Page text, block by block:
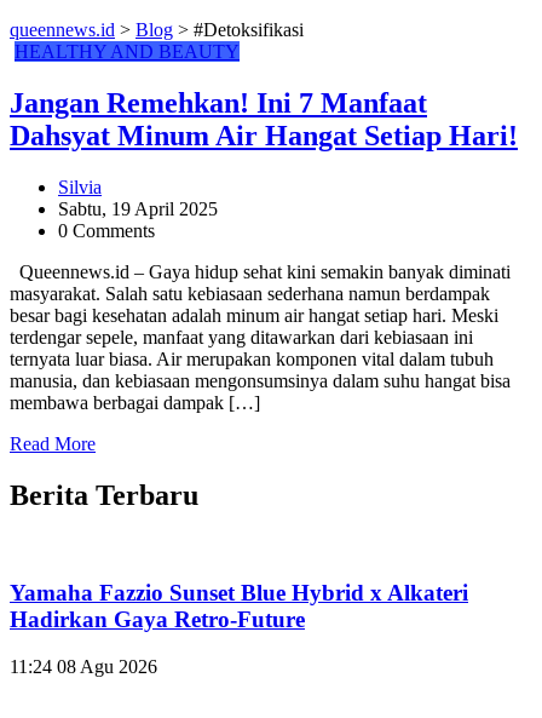
queennews.id > Blog > #Detoksifikasi
HEALTHY AND BEAUTY
Jangan Remehkan! Ini 7 Manfaat
Dahsyat Minum Air Hangat Setiap Hari!
Silvia
Sabtu, 19 April 2025
0 Comments
Queennews.id – Gaya hidup sehat kini semakin banyak diminati
masyarakat. Salah satu kebiasaan sederhana namun berdampak
besar bagi kesehatan adalah minum air hangat setiap hari. Meski
terdengar sepele, manfaat yang ditawarkan dari kebiasaan ini
ternyata luar biasa. Air merupakan komponen vital dalam tubuh
manusia, dan kebiasaan mengonsumsinya dalam suhu hangat bisa
membawa berbagai dampak […]
Read More
Berita Terbaru
Yamaha Fazzio Sunset Blue Hybrid x Alkateri
Hadirkan Gaya Retro-Future
11:24 08 Agu 2026